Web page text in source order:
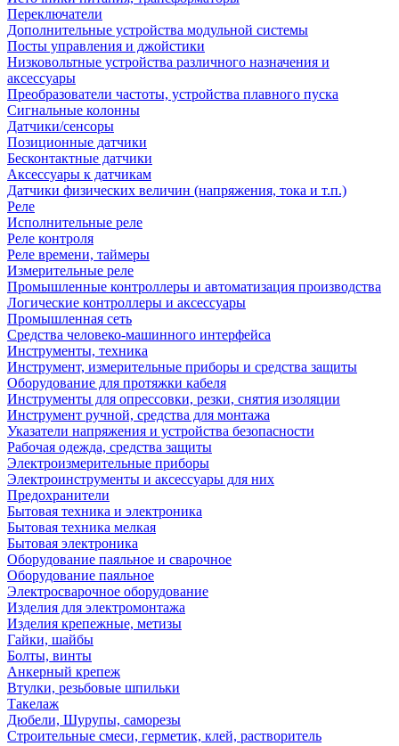
Переключатели
Дополнительные устройства модульной системы
Посты управления и джойстики
Низковольтные устройства различного назначения и
аксессуары
Преобразователи частоты, устройства плавного пуска
Сигнальные колонны
Датчики/сенсоры
Позиционные датчики
Бесконтактные датчики
Аксессуары к датчикам
Датчики физических величин (напряжения, тока и т.п.)
Реле
Исполнительные реле
Реле контроля
Реле времени, таймеры
Измерительные реле
Промышленные контроллеры и автоматизация производства
Логические контроллеры и аксессуары
Промышленная сеть
Средства человеко-машинного интерфейса
Инструменты, техника
Инструмент, измерительные приборы и средства защиты
Оборудование для протяжки кабеля
Инструменты для опрессовки, резки, снятия изоляции
Инструмент ручной, средства для монтажа
Указатели напряжения и устройства безопасности
Рабочая одежда, средства защиты
Электроизмерительные приборы
Электроинструменты и аксессуары для них
Предохранители
Бытовая техника и электроника
Бытовая техника мелкая
Бытовая электроника
Оборудование паяльное и сварочное
Оборудование паяльное
Электросварочное оборудование
Изделия для электромонтажа
Изделия крепежные, метизы
Гайки, шайбы
Болты, винты
Анкерный крепеж
Втулки, резьбовые шпильки
Такелаж
Дюбели, Шурупы, саморезы
Строительные смеси, герметик, клей, растворитель